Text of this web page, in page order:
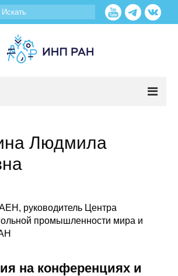
подразделения
Людмила
руководитель Центра
промышленности мира и
на конференциях и